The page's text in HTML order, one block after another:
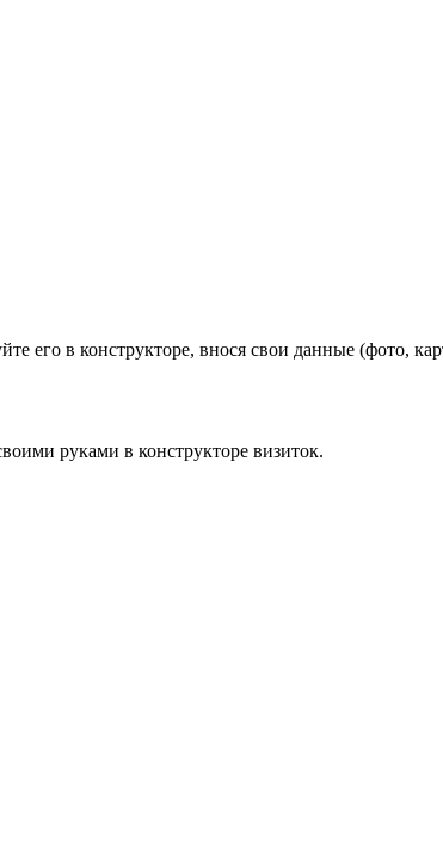
его в конструкторе, внося свои данные (фото,
руками в конструкторе визиток.